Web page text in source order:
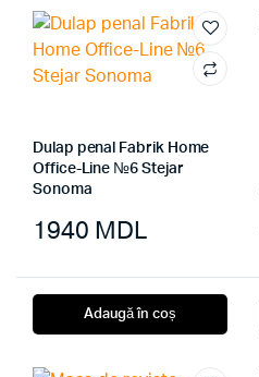
Dulap penal Fabrik Home
Office-Line №6 Stejar
Sonoma
1940 MDL
Adaugă în coș